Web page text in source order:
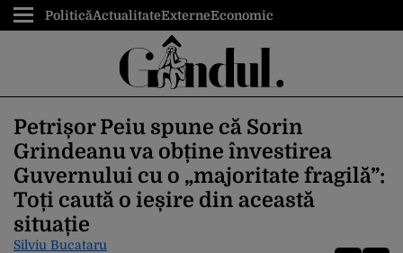
PoliticăActualitateExterneEconomic
Petrișor Peiu spune că Sorin
Grindeanu va obține învestirea
Guvernului cu o „majoritate fragilă”:
Toți caută o ieșire din această
situație
Silviu Bucataru